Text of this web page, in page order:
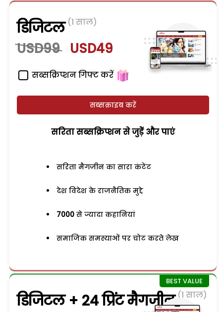
डिजिटल (1 साल)
USD99 USD49
सब्सक्रिप्शन गिफ्ट करें
सब्सक्राइब करें
सरिता सब्सक्रिप्शन से जुड़ेें और पाएं
सरिता मैगजीन का सारा कंटेंट
देश विदेश के राजनैतिक मुद्दे
7000 से ज्यादा कहानियां
समाजिक समस्याओं पर चोट करते लेख
डिजिटल + 24 प्रिंट मैगजीन (1 साल)